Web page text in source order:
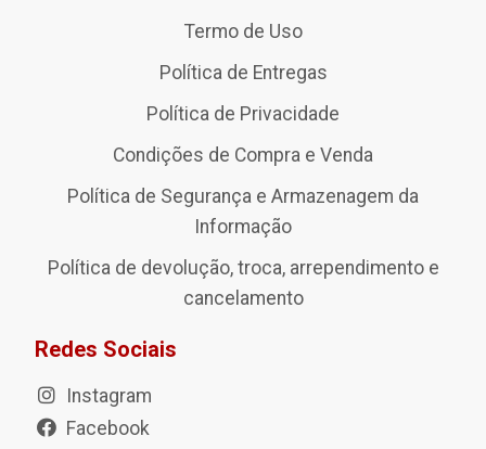
Termo de Uso
Política de Entregas
Política de Privacidade
Condições de Compra e Venda
Política de Segurança e Armazenagem da
Informação
Política de devolução, troca, arrependimento e
cancelamento
Redes Sociais
Instagram
Facebook